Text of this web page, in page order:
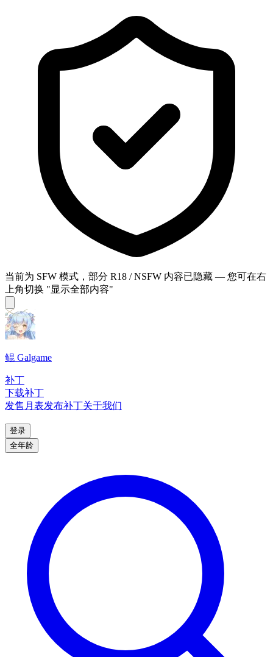
当前为 SFW 模式，部分 R18 / NSFW 内容已隐藏 — 您可在右
上角切换 "显示全部内容"
鲲 Galgame
补丁
下载补丁
发售月表发布补丁关于我们
登录
全年龄